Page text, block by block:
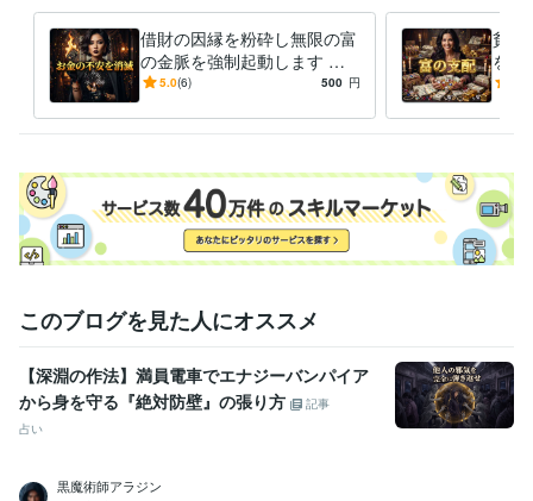
借財の因縁を粉砕し無限の富
の金脈を強制起動します 絶
望の借財を粉砕。翌日に富の
5.0(6) 500 円
貧困
を掌
自己
覚醒
このブログを見た人にオススメ
【深淵の作法】満員電車でエナジーバンパイア
から身を守る『絶対防壁』の張り方
記事
占い
黒魔術師アラジン